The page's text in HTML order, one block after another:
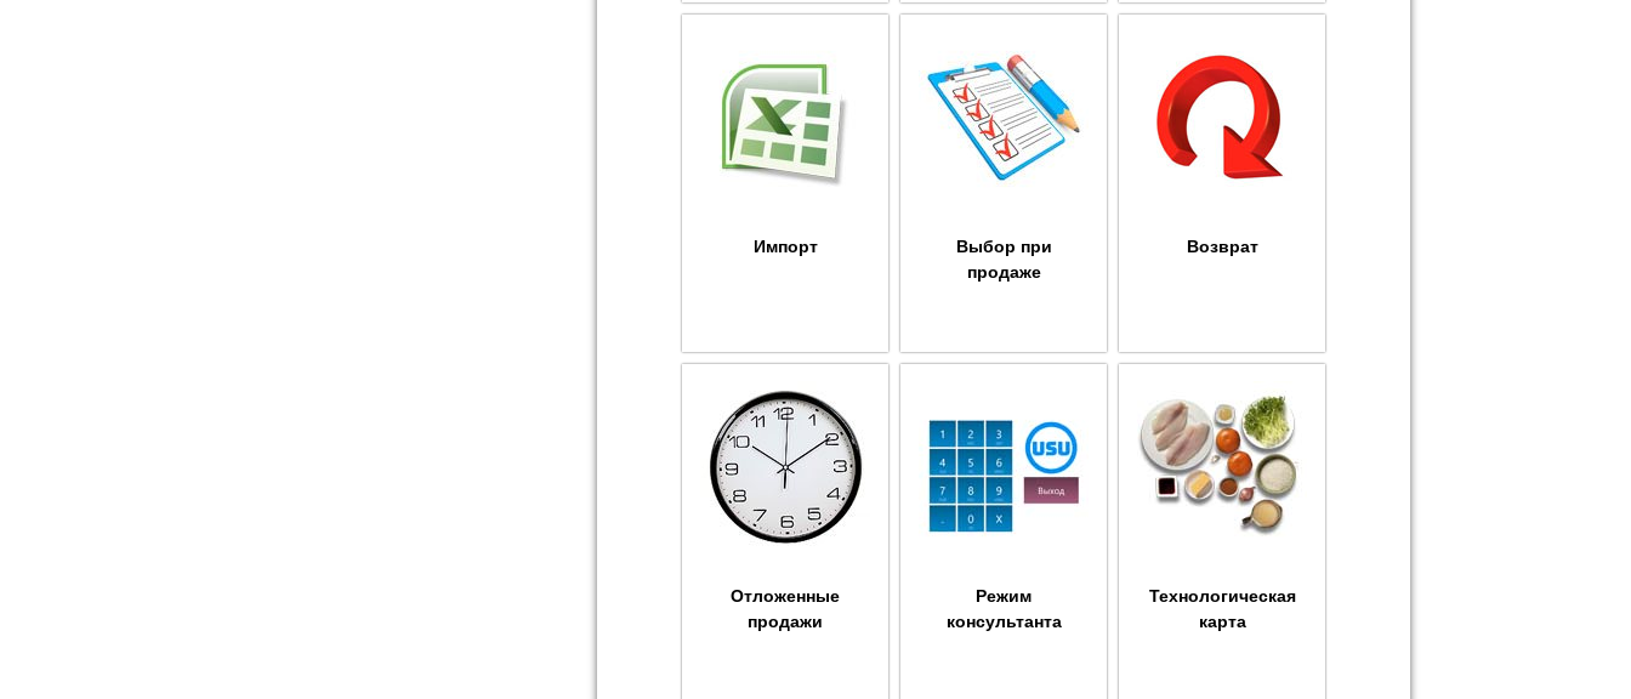
Импорт
Выбор при
продаже
Возврат
Отложенные
продажи
Режим
консультанта
Технологическая
карта